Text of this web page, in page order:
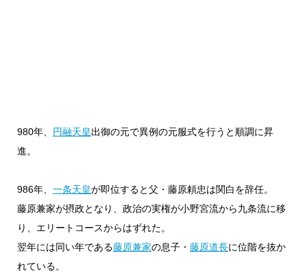
980年、 円融天皇出御の元で異例の元服式を行うと順調に昇
進。
986年、 一条天皇が即位すると父・藤原頼忠は関白を辞任。
藤原兼家が摂政となり、政治の実権が小野宮流から九条流に移
り、エリートコースからはずれた。
翌年には同い年である藤原兼家の息子・ 藤原道長に位階を抜か
れている。